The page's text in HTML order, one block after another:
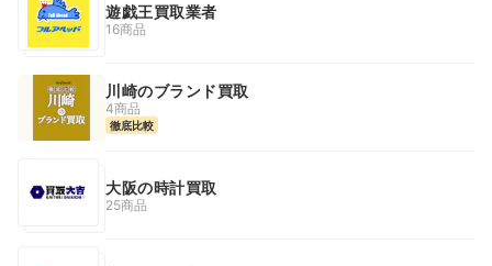
遊戯王買取業者
16商品
川崎のブランド買取
4商品
徹底比較
大阪の時計買取
25商品